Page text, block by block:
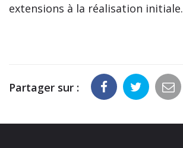
extensions à la réalisation initiale.
Partager sur :